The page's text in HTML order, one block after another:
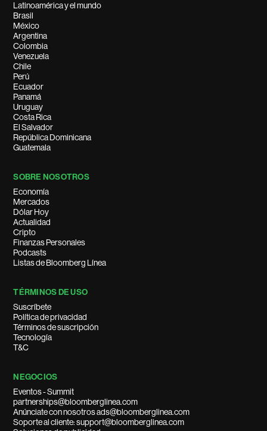
Latinoamérica y el mundo
Brasil
México
Argentina
Colombia
Venezuela
Chile
Perú
Ecuador
Panamá
Uruguay
Costa Rica
El Salvador
República Dominicana
Guatemala
SOBRE NOSOTROS
Economía
Mercados
Dólar Hoy
Actualidad
Cripto
Finanzas Personales
Podcasts
Listas de Bloomberg Línea
TÉRMINOS DE USO
Suscríbete
Política de privacidad
Términos de suscripción
Tecnología
T&C
NEGOCIOS
Eventos - Summit
partnerships@bloomberglinea.com
Anúnciate con nosotros ads@bloomberglinea.com
Soporte al cliente: support@bloomberglinea.com